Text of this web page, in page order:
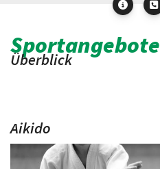
Sportangebote
Überblick
Aikido